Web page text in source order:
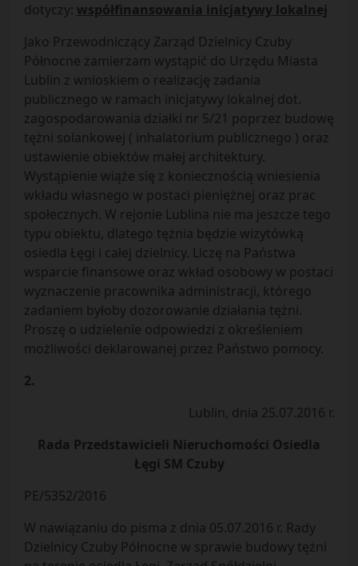
dotyczy: współfinansowania inicjatywy lokalnej
Jako Przewodniczący Zarząd Dzielnicy Czuby
Północne zamierzam wystąpić do Urzędu Miasta
Lublin z wnioskiem o realizację zadania
publicznego w ramach inicjatywy lokalnej dot.
zagospodarowania działki nr 5/21 poprzez budowę
tężni solankowej ( inhalatorium publicznego ) oraz
ustawienie obiektów małej architektury.
Wystąpienie wiąże się z koniecznością wniesienia
wkładu własnego w postaci pieniężnej oraz prac
społecznych. W rejonie Lublina nie ma jeszcze tego
typu obiektu, dlatego tężnia będzie wizytówką
osiedla Łęgi i całej dzielnicy. Liczę na Państwa
wsparcie finansowe oraz wkład osobowy w postaci
wyznaczenie pracownika administracji, którego
zadaniem byłoby dozorowanie działania tężni.
Proszę o udzielenie odpowiedzi z określeniem
możliwości deklarowanej przez Państwo pomocy.
2.
Lublin, dnia 25.07.2016 r.
Rada Przedstawicieli Nieruchomości Osiedla
Łęgi SM Czuby
PE/5352/2016
W nawiązaniu do pisma z dnia 05.07.2016 r. Rady
Dzielnicy Czuby Północne w sprawie budowy tężni